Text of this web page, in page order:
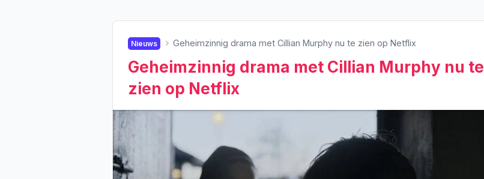
Nieuws Geheimzinnig drama met Cillian Murphy nu te zien op Netflix
Geheimzinnig drama met Cillian Murphy nu te
zien op Netflix